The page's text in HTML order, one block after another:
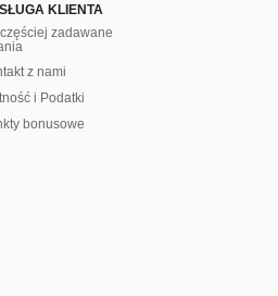
KLIENTA
zadawane
z nami
i Podatki
bonusowe